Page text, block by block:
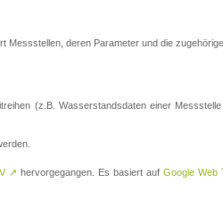
Messstellen, deren Parameter und die
(z.B. Wasserstandsdaten einer
↗ hervorgegangen. Es basiert auf Google Web